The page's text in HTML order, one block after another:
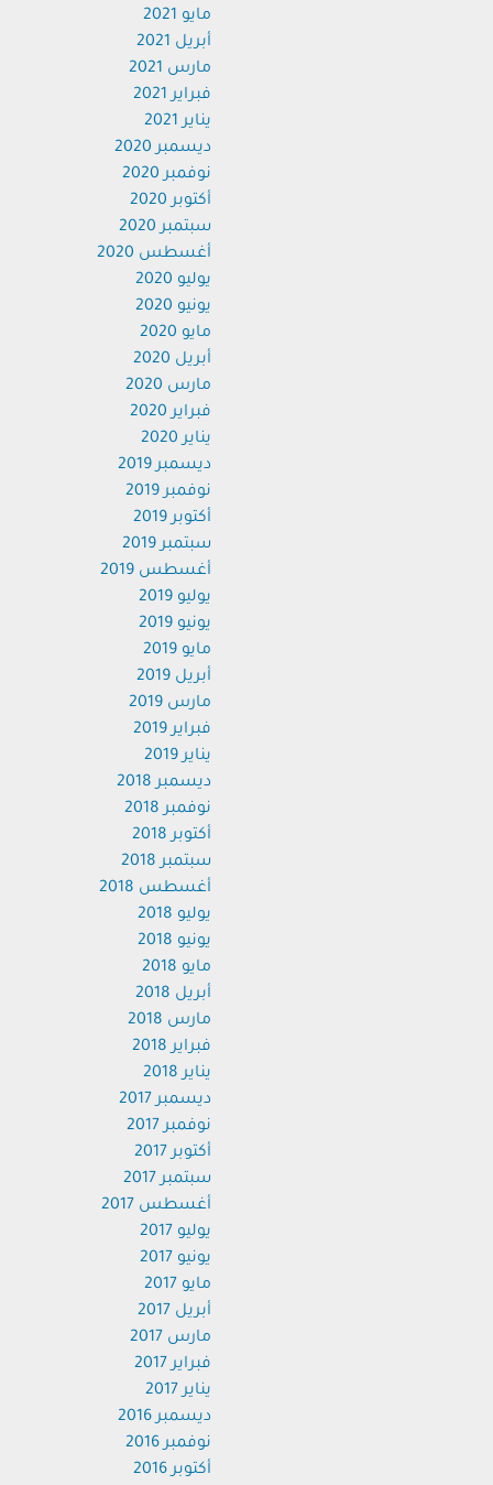
مايو 2021
أبريل 2021
مارس 2021
فبراير 2021
يناير 2021
ديسمبر 2020
نوفمبر 2020
أكتوبر 2020
سبتمبر 2020
أغسطس 2020
يوليو 2020
يونيو 2020
مايو 2020
أبريل 2020
مارس 2020
فبراير 2020
يناير 2020
ديسمبر 2019
نوفمبر 2019
أكتوبر 2019
سبتمبر 2019
أغسطس 2019
يوليو 2019
يونيو 2019
مايو 2019
أبريل 2019
مارس 2019
فبراير 2019
يناير 2019
ديسمبر 2018
نوفمبر 2018
أكتوبر 2018
سبتمبر 2018
أغسطس 2018
يوليو 2018
يونيو 2018
مايو 2018
أبريل 2018
مارس 2018
فبراير 2018
يناير 2018
ديسمبر 2017
نوفمبر 2017
أكتوبر 2017
سبتمبر 2017
أغسطس 2017
يوليو 2017
يونيو 2017
مايو 2017
أبريل 2017
مارس 2017
فبراير 2017
يناير 2017
ديسمبر 2016
نوفمبر 2016
أكتوبر 2016